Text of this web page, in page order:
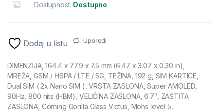
Dostupnost: Dostupno
Dodaj u listu Uporedi
DIMENZIJA, 164.4 x 77.9 x 7.5 mm (6.47 x 3.07 x 0.30 in),
MREŽA, GSM / HSPA / LTE / 5G, TEŽINA, 192 g, SIM KARTICE,
Dual SIM ( 2x Nano SIM ), VRSTA ZASLONA, Super AMOLED,
90Hz, 800 nits (HBM), VELIČINA ZASLONA, 6.7″, ZAŠTITA
ZASLONA, Corning Gorilla Glass Victus, Mohs level 5,